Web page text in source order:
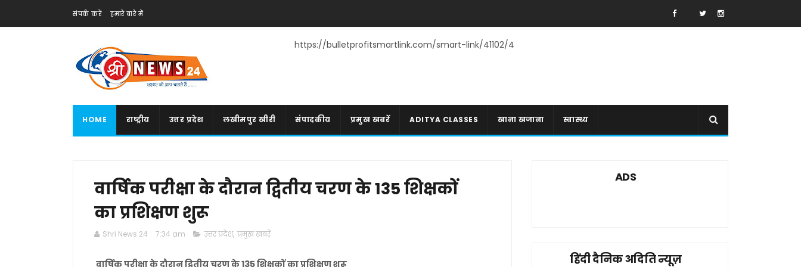
संपर्क करें हमारे बारे में
https://bulletprofitsmartlink.com/smart-link/41102/4
HOME राष्ट्रीय उत्तर प्रदेश लखीमपुर खीरी संपादकीय प्रमुख खबरें ADITYA CLASSES खाना खजाना स्वास्थ्य
वार्षिक परीक्षा के दौरान द्वितीय चरण के 135 शिक्षकों
का प्रशिक्षण शुरू
Shri News 24 7:34 am उत्तर प्रदेश, प्रमुख खबरें
वार्षिक परीक्षा के दौरान द्वितीय चरण के 135 शिक्षकों का प्रशिक्षण शुरू
ADS
हिंदी दैनिक अदिति न्यूज़